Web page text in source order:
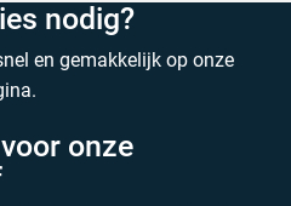
nodig?
en gemakkelijk op onze
onze